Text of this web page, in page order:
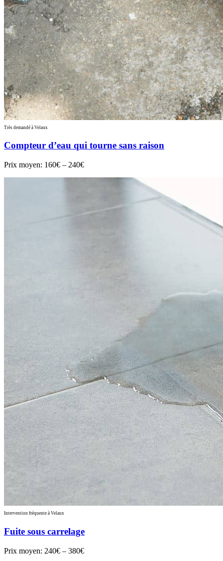
Très demandé à Velaux
Compteur d’eau qui tourne sans raison
Prix moyen: 160€ – 240€
Intervention fréquente à Velaux
Fuite sous carrelage
Prix moyen: 240€ – 380€